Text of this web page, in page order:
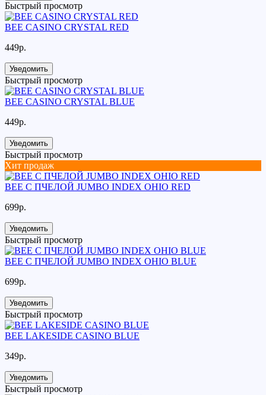
Быстрый просмотр
BEE CASINO CRYSTAL RED
449р.
Уведомить
Быстрый просмотр
BEE CASINO CRYSTAL BLUE
449р.
Уведомить
Быстрый просмотр
Хит продаж
BEE С ПЧЕЛОЙ JUMBO INDEX OHIO RED
699р.
Уведомить
Быстрый просмотр
BEE С ПЧЕЛОЙ JUMBO INDEX OHIO BLUE
699р.
Уведомить
Быстрый просмотр
BEE LAKESIDE CASINO BLUE
349р.
Уведомить
Быстрый просмотр